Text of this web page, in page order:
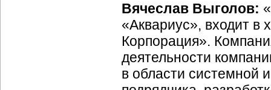
Вячеслав Выголов:
«Аквариус», входит в
Корпорация».
деятельности
в области системной